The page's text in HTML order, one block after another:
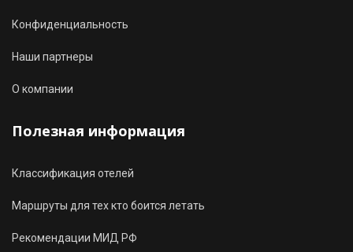
Конфиденциальность
Наши партнеры
О компании
Полезная информация
Классификация отелей
Маршруты для тех кто боится летать
Рекомендации МИД РФ